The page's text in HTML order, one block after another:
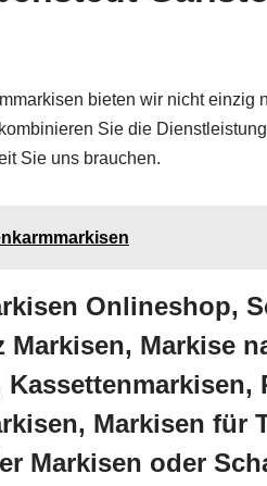
bieten wir nicht einzig
Sie die
Sie uns brauchen.
Onlineshop,
Markise
Markisen für
Markisen oder